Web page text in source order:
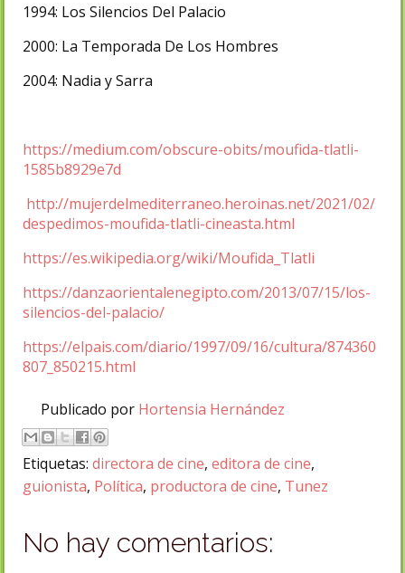
1994: Los Silencios Del Palacio
2000: La Temporada De Los Hombres
2004: Nadia y Sarra
https://medium.com/obscure-obits/moufida-tlatli-
1585b8929e7d
http://mujerdelmediterraneo.heroinas.net/2021/02/
despedimos-moufida-tlatli-cineasta.html
https://es.wikipedia.org/wiki/Moufida_Tlatli
https://danzaorientalenegipto.com/2013/07/15/los-
silencios-del-palacio/
https://elpais.com/diario/1997/09/16/cultura/874360
807_850215.html
Publicado por Hortensia Hernández
Etiquetas: directora de cine, editora de cine,
guionista, Política, productora de cine, Tunez
No hay comentarios: